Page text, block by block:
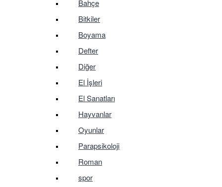
Bahçe
Bitkiler
Boyama
Defter
Diğer
El İşleri
El Sanatları
Hayvanlar
Oyunlar
Parapsikoloji
Roman
spor